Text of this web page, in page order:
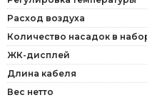
Расход воздуха
Количество насадок в
ЖК-дисплей
Длина кабеля
Вес нетто